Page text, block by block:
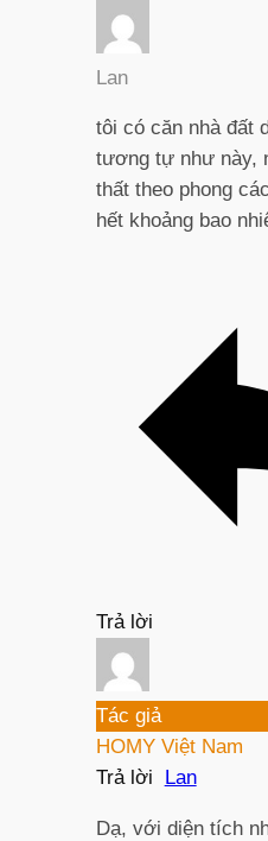
Lan
tôi có căn nhà đất
tương tự như này,
thất theo phong
hết khoảng bao
Trả lời
Tác giả
HOMY Việt Nam
Trả lời Lan
Dạ, với diện tích